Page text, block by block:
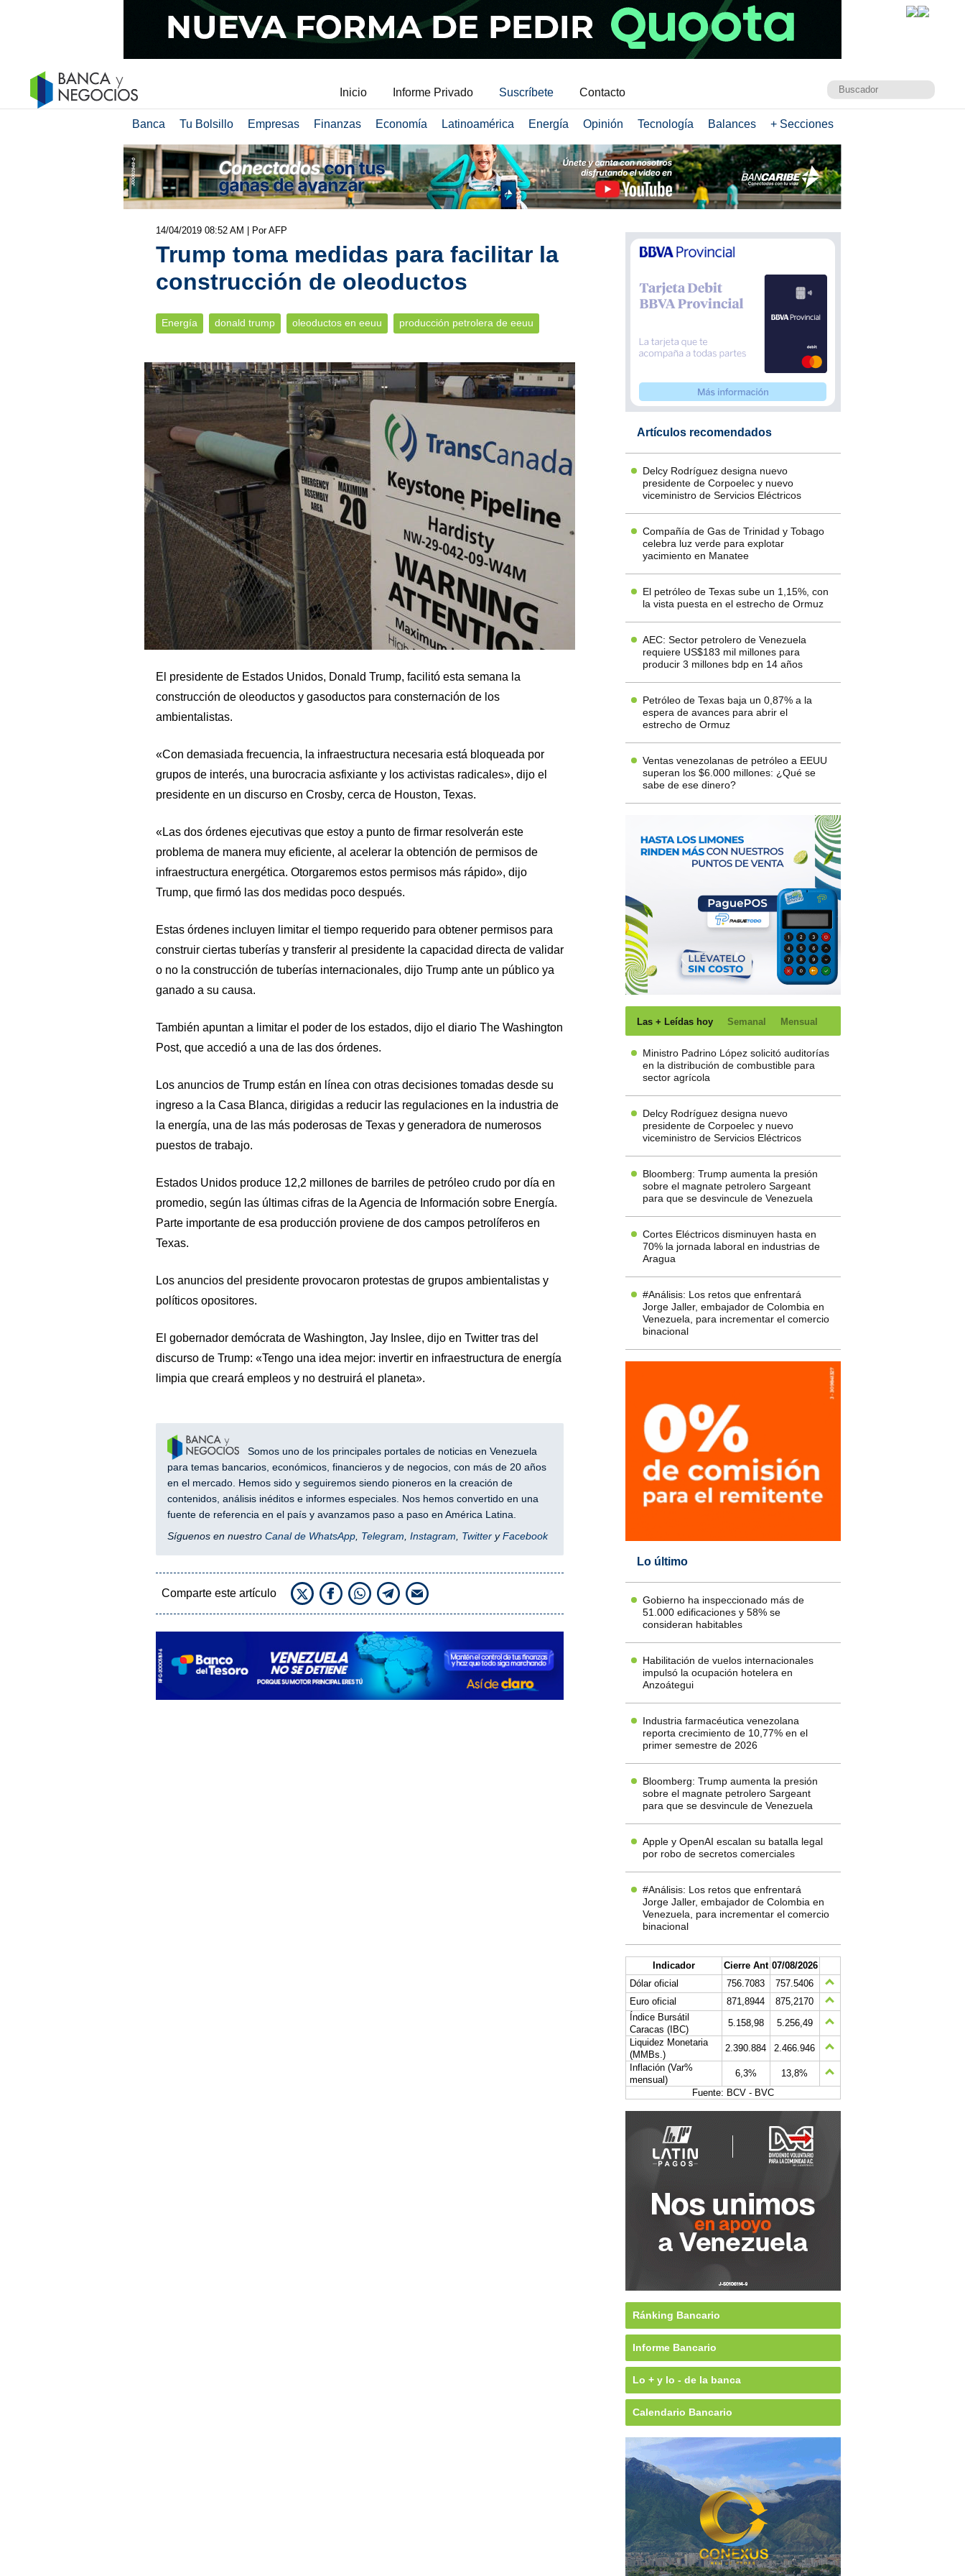
Inicio Informe Privado Suscríbete Contacto
Banca Tu Bolsillo Empresas Finanzas Economía Latinoamérica Energía Opinión Tecnología Balances + Secciones
14/04/2019 08:52 AM | Por AFP
Trump toma medidas para facilitar la
construcción de oleoductos
Energía donald trump oleoductos en eeuu producción petrolera de eeuu
El presidente de Estados Unidos, Donald Trump, facilitó esta semana la
construcción de oleoductos y gasoductos para consternación de los
ambientalistas.
«Con demasiada frecuencia, la infraestructura necesaria está bloqueada por
grupos de interés, una burocracia asfixiante y los activistas radicales», dijo el
presidente en un discurso en Crosby, cerca de Houston, Texas.
«Las dos órdenes ejecutivas que estoy a punto de firmar resolverán este
problema de manera muy eficiente, al acelerar la obtención de permisos de
infraestructura energética. Otorgaremos estos permisos más rápido», dijo
Trump, que firmó las dos medidas poco después.
Estas órdenes incluyen limitar el tiempo requerido para obtener permisos para
construir ciertas tuberías y transferir al presidente la capacidad directa de validar
o no la construcción de tuberías internacionales, dijo Trump ante un público ya
ganado a su causa.
También apuntan a limitar el poder de los estados, dijo el diario The Washington
Post, que accedió a una de las dos órdenes.
Los anuncios de Trump están en línea con otras decisiones tomadas desde su
ingreso a la Casa Blanca, dirigidas a reducir las regulaciones en la industria de
la energía, una de las más poderosas de Texas y generadora de numerosos
puestos de trabajo.
Estados Unidos produce 12,2 millones de barriles de petróleo crudo por día en
promedio, según las últimas cifras de la Agencia de Información sobre Energía.
Parte importante de esa producción proviene de dos campos petrolíferos en
Texas.
Los anuncios del presidente provocaron protestas de grupos ambientalistas y
políticos opositores.
El gobernador demócrata de Washington, Jay Inslee, dijo en Twitter tras del
discurso de Trump: «Tengo una idea mejor: invertir en infraestructura de energía
limpia que creará empleos y no destruirá el planeta».
Somos uno de los principales portales de noticias en Venezuela
para temas bancarios, económicos, financieros y de negocios, con más de 20 años
en el mercado. Hemos sido y seguiremos siendo pioneros en la creación de
contenidos, análisis inéditos e informes especiales. Nos hemos convertido en una
fuente de referencia en el país y avanzamos paso a paso en América Latina.
Síguenos en nuestro Canal de WhatsApp, Telegram, Instagram, TwitteryFacebook
Comparte este artículo
Artículos recomendados
Delcy Rodríguez designa nuevo
presidente de Corpoelec y nuevo
viceministro de Servicios Eléctricos
Compañía de Gas de Trinidad y Tobago
celebra luz verde para explotar
yacimiento en Manatee
El petróleo de Texas sube un 1,15%, con
la vista puesta en el estrecho de Ormuz
AEC: Sector petrolero de Venezuela
requiere US$183 mil millones para
producir 3 millones bdp en 14 años
Petróleo de Texas baja un 0,87% a la
espera de avances para abrir el
estrecho de Ormuz
Ventas venezolanas de petróleo a EEUU
superan los $6.000 millones: ¿Qué se
sabe de ese dinero?
Las + Leídas hoy Semanal Mensual
Ministro Padrino López solicitó auditorías
en la distribución de combustible para
sector agrícola
Delcy Rodríguez designa nuevo
presidente de Corpoelec y nuevo
viceministro de Servicios Eléctricos
Bloomberg: Trump aumenta la presión
sobre el magnate petrolero Sargeant
para que se desvincule de Venezuela
Cortes Eléctricos disminuyen hasta en
70% la jornada laboral en industrias de
Aragua
#Análisis: Los retos que enfrentará
Jorge Jaller, embajador de Colombia en
Venezuela, para incrementar el comercio
binacional
Lo último
Gobierno ha inspeccionado más de
51.000 edificaciones y 58% se
consideran habitables
Habilitación de vuelos internacionales
impulsó la ocupación hotelera en
Anzoátegui
Industria farmacéutica venezolana
reporta crecimiento de 10,77% en el
primer semestre de 2026
Bloomberg: Trump aumenta la presión
sobre el magnate petrolero Sargeant
para que se desvincule de Venezuela
Apple y OpenAI escalan su batalla legal
por robo de secretos comerciales
#Análisis: Los retos que enfrentará
Jorge Jaller, embajador de Colombia en
Venezuela, para incrementar el comercio
binacional
Indicador Cierre Ant 07/08/2026
Dólar oficial
756.7083
757.5406
Euro oficial
871,8944
875,2170
Índice Bursátil
Caracas (IBC)
5.158,98
5.256,49
Liquidez Monetaria
(MMBs.)
2.390.884
2.466.946
Inflación (Var%
mensual)
6,3%
13,8%
Fuente: BCV - BVC
Ránking Bancario
Informe Bancario
Lo + y lo - de la banca
Calendario Bancario